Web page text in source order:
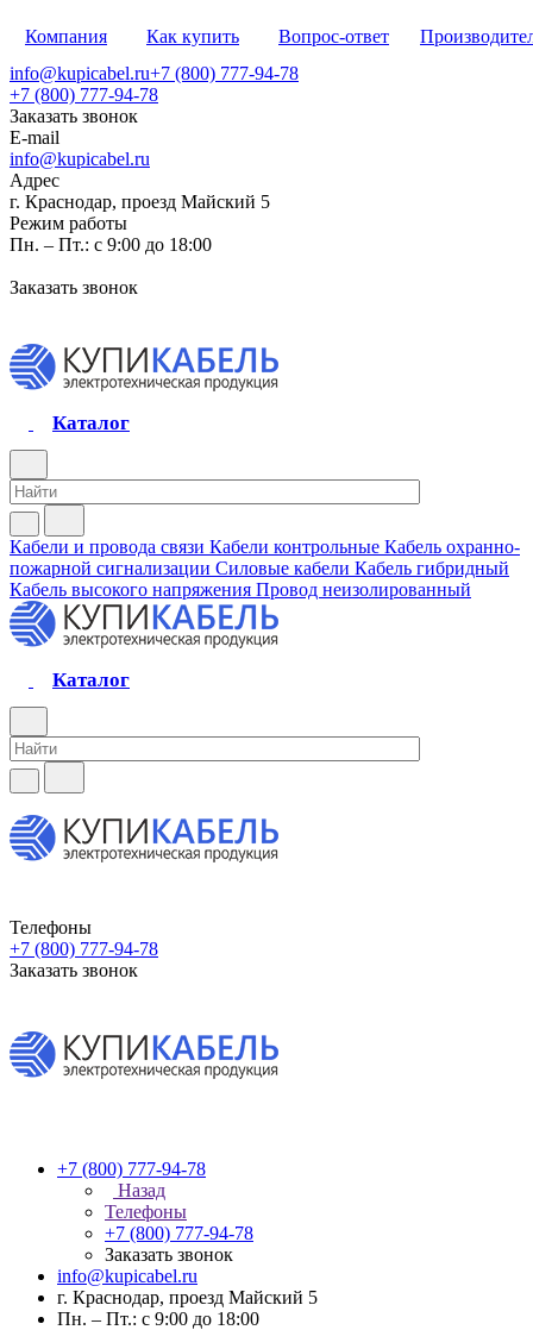
Компания Как купить Вопрос-ответ
info@kupicabel.ru+7 (800) 777-94-78
+7 (800) 777-94-78
Заказать звонок
E-mail
info@kupicabel.ru
Адрес
г. Краснодар, проезд Майский 5
Режим работы
Пн. – Пт.: с 9:00 до 18:00
Заказать звонок
Каталог
Кабели и провода связи Кабели контрольные Кабель охранно-
пожарной сигнализации Силовые кабели Кабель гибридный
Кабель высокого напряжения Провод неизолированный
Каталог
Телефоны
+7 (800) 777-94-78
Заказать звонок
+7 (800) 777-94-78
Назад
Телефоны
+7 (800) 777-94-78
Заказать звонок
info@kupicabel.ru
г. Краснодар, проезд Майский 5
Пн. – Пт.: с 9:00 до 18:00